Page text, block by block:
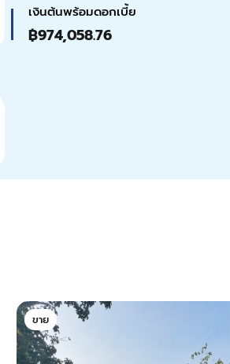
เงินต้นพร้อมดอกเบี้ย
฿974,058.76
ขาย